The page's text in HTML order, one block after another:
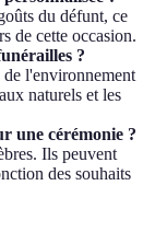
du défunt, ce
de cette occasion.
?
de l'environnement
naturels et les
une cérémonie ?
Ils peuvent
des souhaits